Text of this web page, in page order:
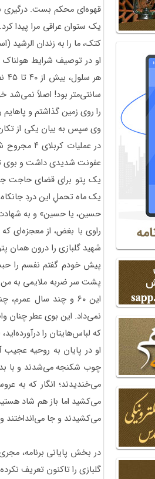
قهوه‌ای محکم بست. درگیری
یک ستوان عراقی مرا پیدا
کتک، ما را به زندان الرشید
سانتی‌متر بود! اصلاً نمی‌شد
را روی زمین گذاشتم و
وی سپس به بیان یکی از
در عملیات
عفونت شدیدی داشت و بوی
یک پتو برای قضای حاجت
یک ماه تحملِ این دردِ
حسین، یا حسین» و به
راوی با بغض، از معجزه‌ای
شهید گلبازی را درون همان
پیش خودم گفتم نفسم را
پشت سر ضربه ملایمی به
این ۶۰ و چند سال
نمی‌داد. این بوی عطر چنان
که لباس‌هایتان را
او در پایان به روحیه عجیب
چوب شکنجه می‌شدند و با
می‌خندیدند؛ انگار که به
می‌کشید اما باز هم شاد
می‌کشیدند و جا می‌انداختند
در بخش پایانی برنامه،
گلبازی را تاکنون تعریف